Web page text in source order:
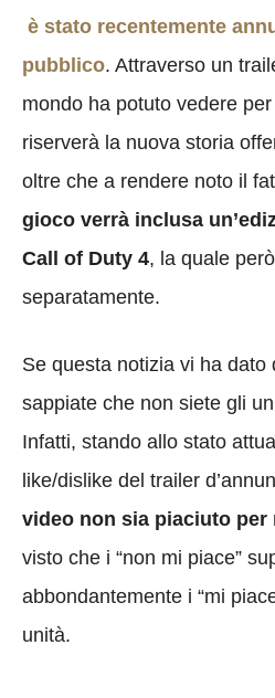
è stato recentemente
pubblico. Attraverso un
mondo ha potuto vedere
riserverà la nuova storia
oltre che a rendere noto il
gioco verrà inclusa
Call of Duty 4, la quale
separatamente.
Se questa notizia vi ha dato
sappiate che non siete gli
Infatti, stando allo stato
like/dislike del trailer
video non sia piaciuto
visto che i “non mi piace”
abbondantemente i “mi
unità.